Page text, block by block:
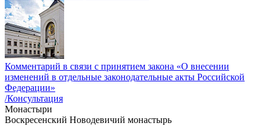
Комментарий в связи с принятием закона «О внесении
изменений в отдельные законодательные акты Российской
Федерации»
/Консультация
Монастыри
Воскресенский Новодевичий монастырь